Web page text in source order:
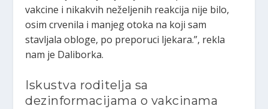
vakcine i nikakvih neželjenih reakcija nije bilo,
osim crvenila i manjeg otoka na koji sam
stavljala obloge, po preporuci ljekara.”, rekla
nam je Daliborka.
Iskustva roditelja sa
dezinformacijama o vakcinama